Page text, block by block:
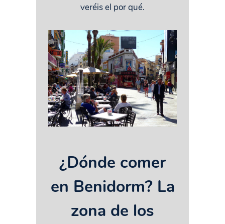
veréis el por qué.
¿Dónde comer
en Benidorm? La
zona de los